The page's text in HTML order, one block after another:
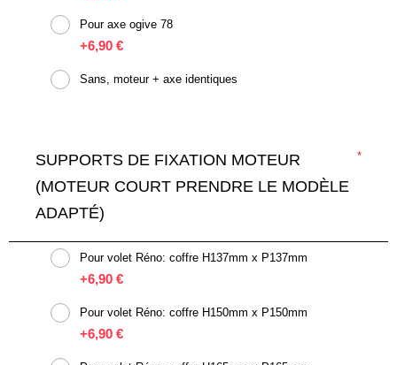
Pour axe ogive 78
+6,90 €
Sans, moteur + axe identiques
SUPPORTS DE FIXATION MOTEUR
(MOTEUR COURT PRENDRE LE MODÈLE
ADAPTÉ)
Pour volet Réno: coffre H137mm x P137mm
+6,90 €
Pour volet Réno: coffre H150mm x P150mm
+6,90 €